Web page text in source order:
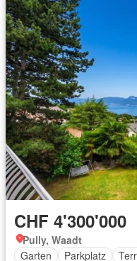
CHF 4'300'000
Pully, Waadt
Garten
Parkplatz